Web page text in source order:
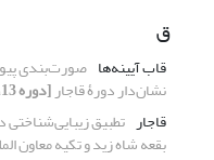
ق
قاب آیینه‌ها صورت‌بندی
نشان‌دار دورۀ قاجار[دوره 13، شماره 48، 1397، صفحه 126-141]
قاجار تطبیق زیبایی‌شناختی
بقعه شاه زید و تکیه معاون